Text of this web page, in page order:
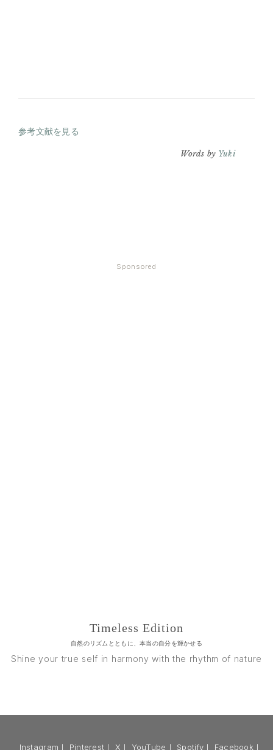
参考文献を見る
Words by Yuki
Sponsored
Timeless Edition
自然のリズムとともに、本当の自分を輝かせる
Shine your true self in harmony with the rhythm of nature
Instagram ｜ Pinterest ｜ X ｜ YouTube ｜ Spotify ｜ Facebook ｜